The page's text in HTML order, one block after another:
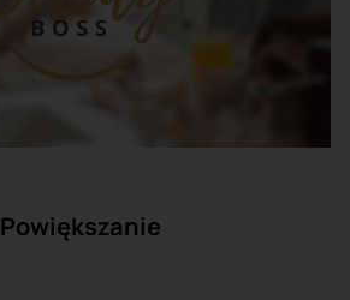
Powiększanie